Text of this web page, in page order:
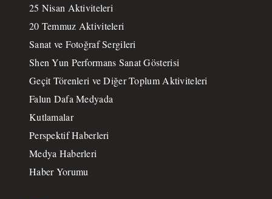
25 Nisan Aktiviteleri
20 Temmuz Aktiviteleri
Sanat ve Fotoğraf Sergileri
Shen Yun Performans Sanat Gösterisi
Geçit Törenleri ve Diğer Toplum Aktiviteleri
Falun Dafa Medyada
Kutlamalar
Perspektif Haberleri
Medya Haberleri
Haber Yorumu